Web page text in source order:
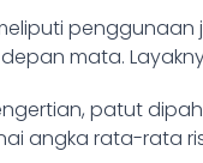
mata.
patut
angka rata-rata